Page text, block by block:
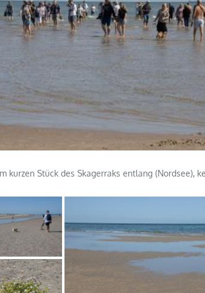
kurzen Stück des Skagerraks entlang (Nordsee),